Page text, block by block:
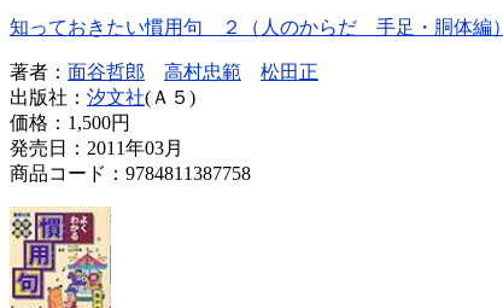
知っておきたい慣用句 ２（人のからだ 手足・胴体編）
著者： 面谷哲郎 高村忠範
松田正
出版社： 汐文社(Ａ５)
価格： 1,500円
発売日：2011年03月
商品コード：9784811387758